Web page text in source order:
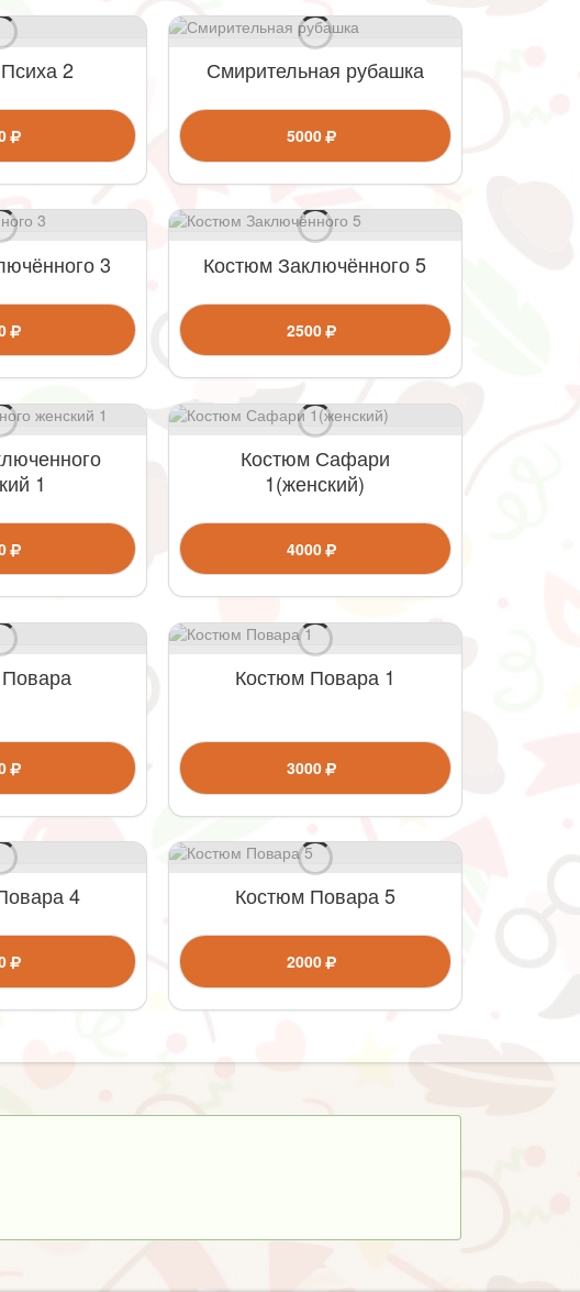
2 Смирительная рубашка
5000
3 Костюм Заключённого 5
2500
1
Костюм Сафари
1(женский)
4000
Костюм Повара 1
3000
4 Костюм Повара 5
2000